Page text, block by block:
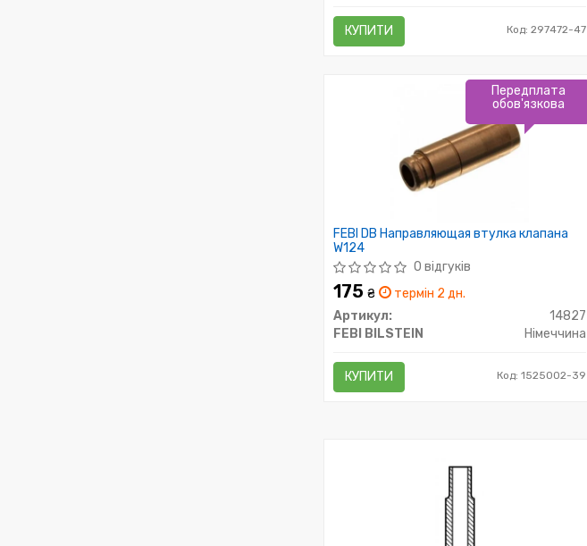
КУПИТИ Код: 297472-47
FEBI DB Направляющая втулка клапана
W124
0 відгуків
175 ₴
термін 2 дн.
Артикул:
14827
FEBI BILSTEIN
Німеччина
КУПИТИ Код: 1525002-39
Передплата
обов'язкова